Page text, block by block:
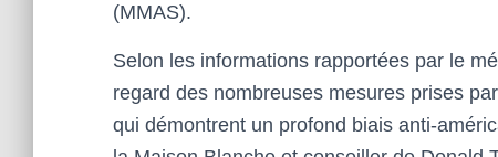
(MMAS).
Selon les informations rapportées par le
regard des nombreuses mesures prises
qui démontrent un profond biais anti-